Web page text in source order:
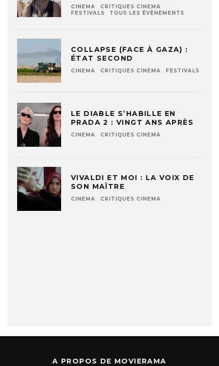
CINEMA
CRITIQUES CINEMA
FESTIVALS
TOUS LES ÉVÈNEMENTS
COLLAPSE (FACE À GAZA) :
ÉTAT SECOND
CINEMA CRITIQUES CINEMA FESTIVALS
LE DIABLE S’HABILLE EN
PRADA 2 : VINGT ANS APRÈS
CINEMA CRITIQUES CINEMA
VIVALDI ET MOI : LA VOIX DE
SON MAÎTRE
CINEMA CRITIQUES CINEMA
A PROPOS DE MOVIERAMA